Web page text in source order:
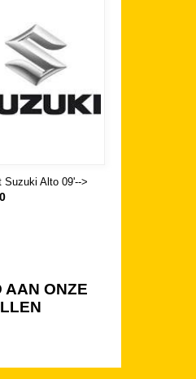
Suzuki Alto 09'-->
AAN ONZE